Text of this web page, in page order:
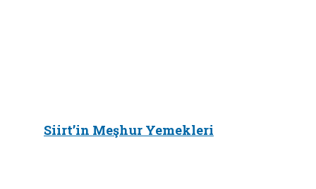
Siirt’in Meşhur Yemekleri